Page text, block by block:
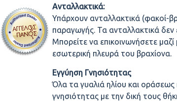
Ανταλλακτικά:
Υπάρχουν ανταλλακτικά (φακοί-
παραγωγής. Τα ανταλλακτικά
Μπορείτε να επικοινωνήσετε
εσωτερική πλευρά του βραχίονα.
Εγγύηση Γνησιότητας
Όλα τα γυαλιά ηλίου και
γνησιότητας με την δική τους